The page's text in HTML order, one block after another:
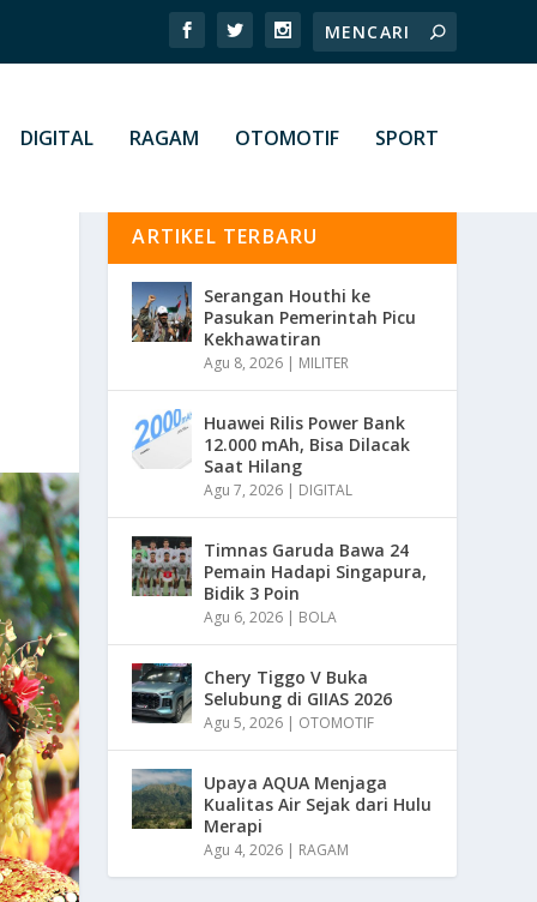
DIGITAL RAGAM OTOMOTIF SPORT
ARTIKEL TERBARU
Serangan Houthi ke
Pasukan Pemerintah Picu
Kekhawatiran
Agu 8, 2026 | MILITER
Huawei Rilis Power Bank
12.000 mAh, Bisa Dilacak
Saat Hilang
Agu 7, 2026 | DIGITAL
Timnas Garuda Bawa 24
Pemain Hadapi Singapura,
Bidik 3 Poin
Agu 6, 2026 | BOLA
Chery Tiggo V Buka
Selubung di GIIAS 2026
Agu 5, 2026 | OTOMOTIF
Upaya AQUA Menjaga
Kualitas Air Sejak dari Hulu
Merapi
Agu 4, 2026 | RAGAM